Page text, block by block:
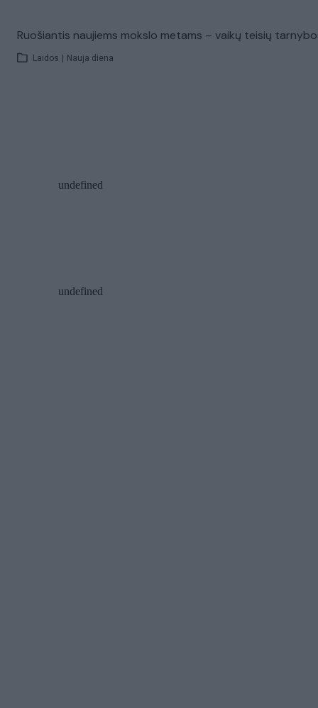
Ruošiantis naujiems mokslo metams – vaikų teisių
Laidos | Nauja diena